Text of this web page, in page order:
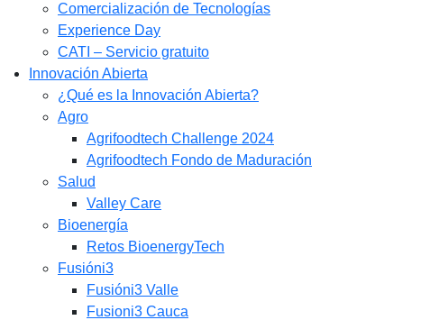
Comercialización de Tecnologías
Experience Day
CATI – Servicio gratuito
Innovación Abierta
¿Qué es la Innovación Abierta?
Agro
Agrifoodtech Challenge 2024
Agrifoodtech Fondo de Maduración
Salud
Valley Care
Bioenergía
Retos BioenergyTech
Fusióni3
Fusióni3 Valle
Fusioni3 Cauca